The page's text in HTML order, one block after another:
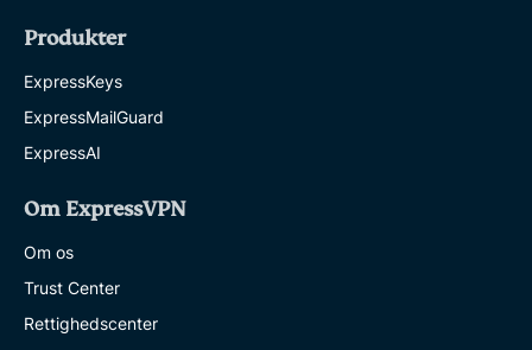
Produkter
ExpressKeys
ExpressMailGuard
ExpressAI
Om ExpressVPN
Om os
Trust Center
Rettighedscenter